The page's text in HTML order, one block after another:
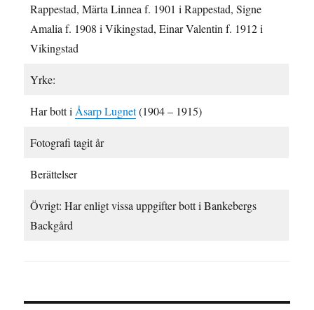
Rappestad, Märta Linnea f. 1901 i Rappestad, Signe
Amalia f. 1908 i Vikingstad, Einar Valentin f. 1912 i
Vikingstad
Yrke:
Har bott i Åsarp Lugnet(1904 – 1915)
Fotografi tagit år
Berättelser
Övrigt: Har enligt vissa uppgifter bott i Bankebergs
Backgård